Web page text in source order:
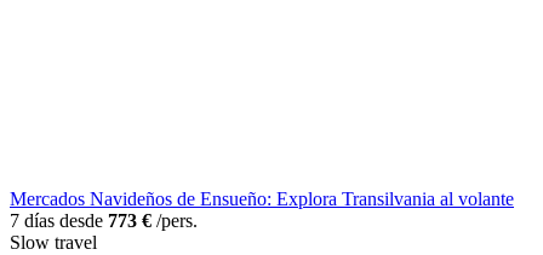
Mercados Navideños de Ensueño: Explora Transilvania al volante
7 días desde 773 € /pers.
Slow travel